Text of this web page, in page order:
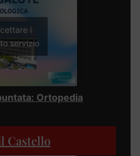
i
servizio
Ortopedia
Castello